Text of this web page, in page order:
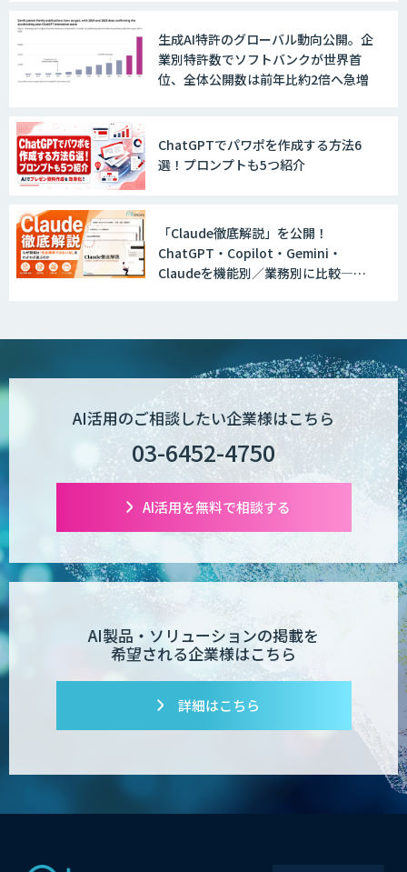
Explaza 生成AI Partner｜AIエージェン
GENIEE SFA/CRM
WAN-RECORD Plus
Explaza 生成AI Partner | AX
Wanderlust RAG コンシェルジュ
POPstation
Dify導入支援
Dify開発支援
生成AI特許のグローバル動向公開。企
業別特許数でソフトバンクが世界首
位、全体公開数は前年比約2倍へ急増
ChatGPTでパワポを作成する方法6
選！プロンプトも5つ紹介
「Claude徹底解説」を公開！
ChatGPT・Copilot・Gemini・
Claudeを機能別／業務別に比較―自
AI活用のご相談したい企業様はこちら
03-6452-4750
AI活用を無料で相談する
AI製品・ソリューションの掲載を
希望される企業様はこちら
詳細はこちら